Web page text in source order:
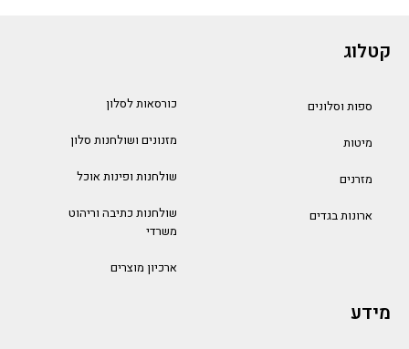
קטלוג
ספות וסלונים
מיטות
מזרנים
ארונות בגדים
כורסאות לסלון
מזנונים ושולחנות סלון
שולחנות ופינות אוכל
שולחנות כתיבה וריהוט
משרדי
ארכיון מוצרים
מידע